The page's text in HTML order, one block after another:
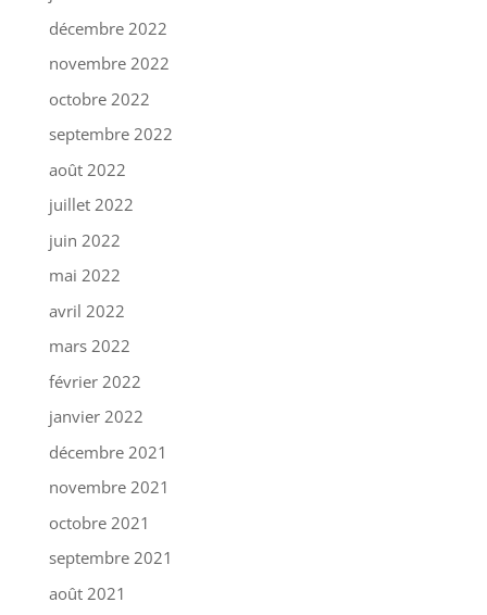
décembre 2022
novembre 2022
octobre 2022
septembre 2022
août 2022
juillet 2022
juin 2022
mai 2022
avril 2022
mars 2022
février 2022
janvier 2022
décembre 2021
novembre 2021
octobre 2021
septembre 2021
août 2021